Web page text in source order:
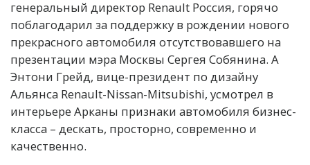
генеральный директор Renault Россия, горячо
поблагодарил за поддержку в рождении нового
прекрасного автомобиля отсутствовавшего на
презентации мэра Москвы Сергея Собянина. А
Энтони Грейд, вице-президент по дизайну
Альянса Renault-Nissan-Mitsubishi, усмотрел в
интерьере Арканы признаки автомобиля бизнес-
класса – дескать, просторно, современно и
качественно.